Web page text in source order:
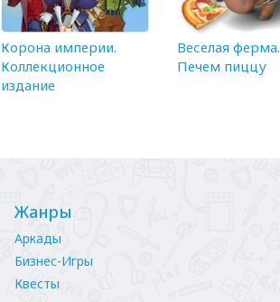
Корона империи.
Коллекционное
издание
Веселая ферма.
Печем пиццу
Жанры
Аркады
Бизнес-Игры
Квесты